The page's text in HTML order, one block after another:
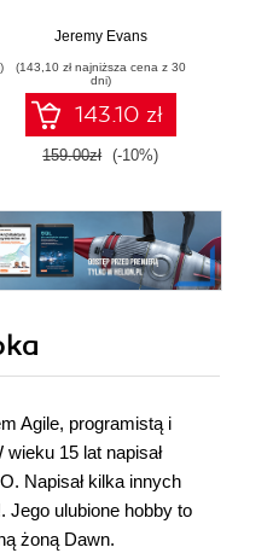
intuitive,
scalable, and high-
performance Ruby
code
Jeremy Evans
(143,10 zł najniższa cena z 30
dni)
143.10 zł
159.00zł (-10%)
Agile, programistą i
15 lat napisał
Napisał kilka innych
Jego ulubione hobby to
żoną Dawn.